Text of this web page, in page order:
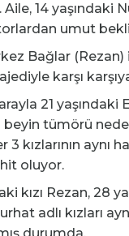
14 yaşındaki
umut
Bağlar
karşı
21 yaşındaki
beyin tümörü
kızlarının aynı
oluyor.
kızı Rezan, 28
adlı kızları